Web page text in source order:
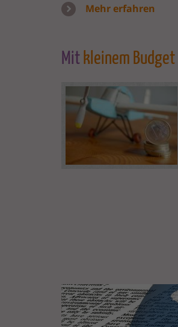
Mehr erfahren
Mit kleinem Budget
REISEN-
MIT-
WENIG-
GELD.JPG
NEWS.JPG